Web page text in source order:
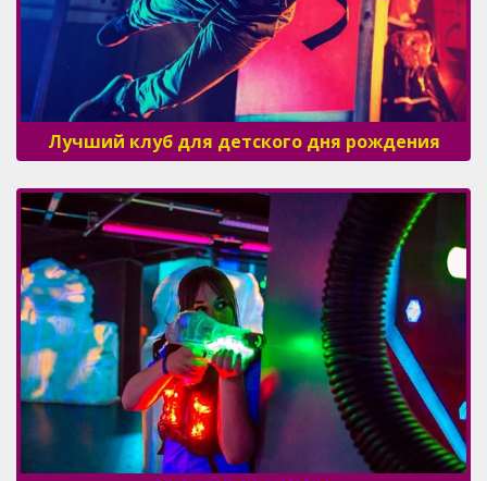
Лучший клуб для детского дня рождения